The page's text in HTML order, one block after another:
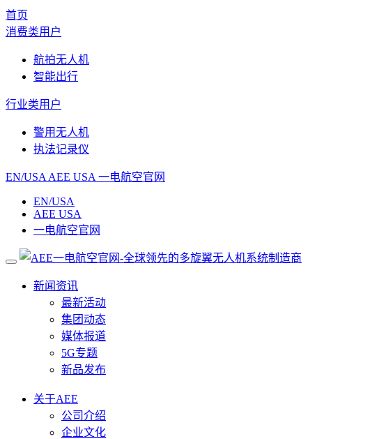
首页
消费类用户
航拍无人机
智能出行
行业类用户
警用无人机
执法记录仪
EN/USA AEE USA 一电航空官网
EN/USA
AEE USA
一电航空官网
新闻资讯
最新活动
集团动态
媒体报道
5G专题
新品发布
关于AEE
公司介绍
企业文化